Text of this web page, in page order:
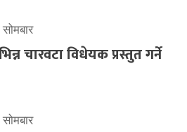
चारवटा विधेयक प्रस्तुत गर्ने